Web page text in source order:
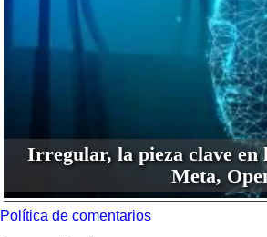
Irregular, la pieza clave en
Meta,
Política de comentarios